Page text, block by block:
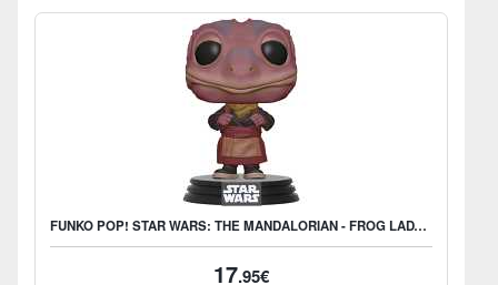
FUNKO POP! STAR WARS: THE MANDALORIAN - FROG LADY - US EXCLUSIVE
17.95€